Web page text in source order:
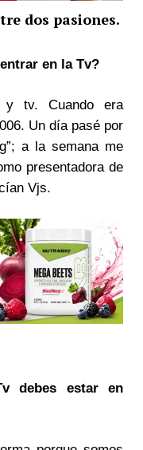
dos pasiones.
en la Tv?
y tv. Cuando era
Un día pasé por
a la semana me
presentadora de
Vjs.
debes estar en